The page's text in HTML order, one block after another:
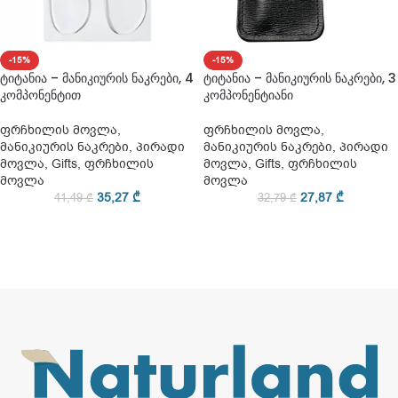
-15%
ტიტანია – მანიკიურის ნაკრები, 4
კომპონენტით
ფრჩხილის მოვლა,
მანიკიურის ნაკრები, პირადი
მოვლა, Gifts, ფრჩხილის
მოვლა
41,49₾ 35,27 ₾
-15%
ტიტანია – მანიკიურის ნაკრები, 3
კომპონენტიანი
ფრჩხილის მოვლა,
მანიკიურის ნაკრები, პირადი
მოვლა, Gifts, ფრჩხილის
მოვლა
32,79₾ 27,87 ₾